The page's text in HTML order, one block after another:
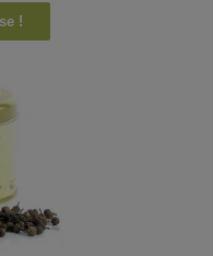
!